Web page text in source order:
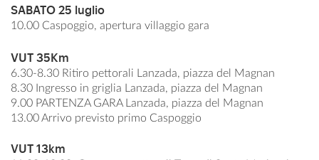
SABATO 25 luglio
10.00 Caspoggio, apertura villaggio gara
VUT 35Km
6.30-8.30 Ritiro pettorali Lanzada, piazza del Magnan
8.30 Ingresso in griglia Lanzada, piazza del Magnan
9.00 PARTENZA GARA Lanzada, piazza del Magnan
13.00Arrivo previsto primo Caspoggio
VUT 13km